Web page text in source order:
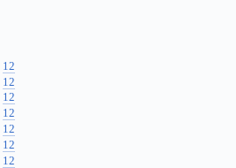
12
12
12
12
12
12
12